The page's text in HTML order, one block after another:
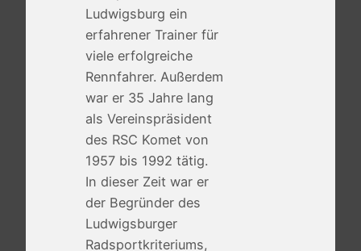
Ludwigsburg ein
erfahrener Trainer für
viele erfolgreiche
Rennfahrer. Außerdem
war er 35 Jahre lang
als Vereinspräsident
des RSC Komet von
1957 bis 1992 tätig.
In dieser Zeit war er
der Begründer des
Ludwigsburger
Radsportkriteriums,